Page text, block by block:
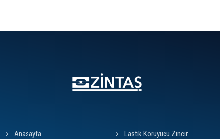
Anasayfa
Lastik Koruyucu Zincir